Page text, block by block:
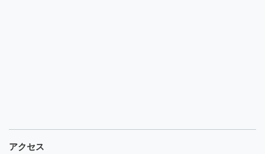
アクセス